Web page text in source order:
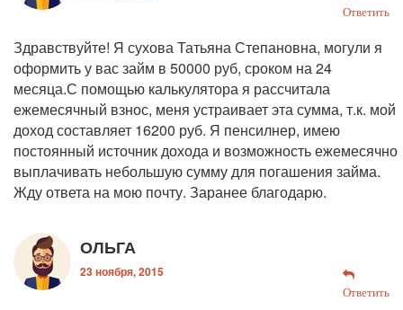
Ответить
Здравствуйте! Я сухова Татьяна Степановна, могули я
оформить у вас займ в 50000 руб, сроком на 24
месяца.С помощью калькулятора я рассчитала
ежемесячный взнос, меня устраивает эта сумма, т.к. мой
доход составляет 16200 руб. Я пенсилнер, имею
постоянный источник дохода и возможность ежемесячно
выплачивать небольшую сумму для погашения займа.
Жду ответа на мою почту. Заранее благодарю.
ОЛЬГА
23 ноября, 2015
Ответить